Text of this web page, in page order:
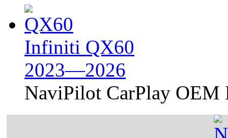
Infiniti QX60
2023—2026
NaviPilot CarPlay OEM